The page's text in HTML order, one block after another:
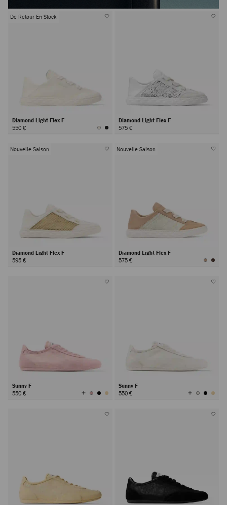
De Retour En Stock
Diamond Light Flex F
550 €
Diamond Light Flex F
575 €
Nouvelle Saison
Diamond Light Flex F
595 €
Nouvelle Saison
Diamond Light Flex F
575 €
Sunny F
550 €
Afficher
toutes
Sunny F
550 €
Afficher
toutes